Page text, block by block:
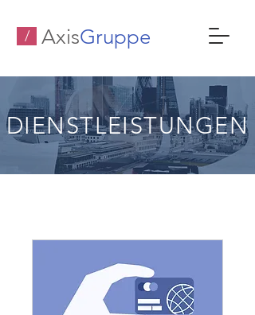
/ AxisGruppe
DIENSTLEISTUNGEN